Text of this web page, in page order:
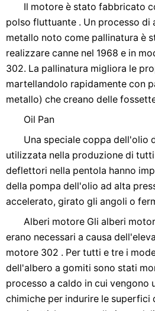
Il motore è stato fabbricato
polso fluttuante . Un processo di
metallo noto come pallinatura è
realizzare canne nel 1968 e in
302. La pallinatura migliora le
martellandolo rapidamente con
metallo) che creano delle
Oil Pan
Una speciale coppa dell'olio
utilizzata nella produzione di
deflettori nella pentola hanno
della pompa dell'olio ad alta
accelerato, girato gli angoli o
Alberi motore Gli alberi
erano necessari a causa
motore 302 . Per tutti e tre i
dell'albero a gomiti sono stati
processo a caldo in cui vengono
chimiche per indurire le superfici